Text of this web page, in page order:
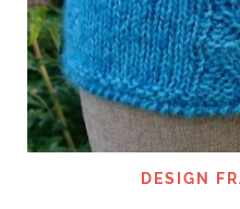
DESIGN